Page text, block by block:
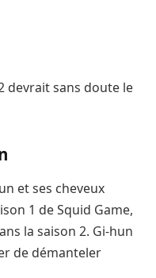
devrait sans doute le
et ses cheveux
1 de Squid Game,
la saison 2. Gi-hun
de démanteler